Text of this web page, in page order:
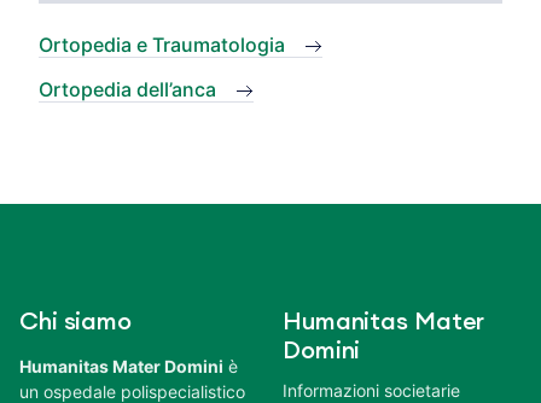
Ortopedia e Traumatologia
Ortopedia dell’anca
Chi siamo
Humanitas Mater Domini è
un ospedale polispecialistico
Humanitas Mater
Domini
Informazioni societarie